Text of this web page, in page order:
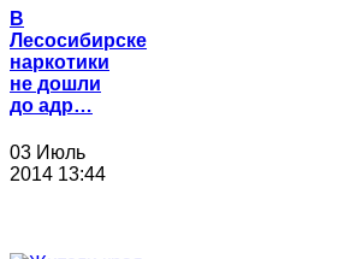
В
Лесосибирске
наркотики
не дошли
до адр…
03 Июль
2014 13:44